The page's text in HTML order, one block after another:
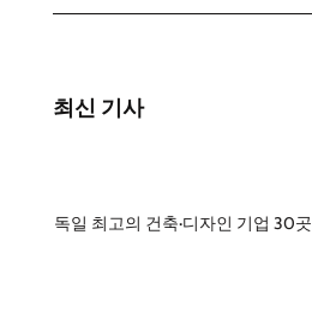
최신 기사
독일 최고의 건축·디자인 기업 30곳